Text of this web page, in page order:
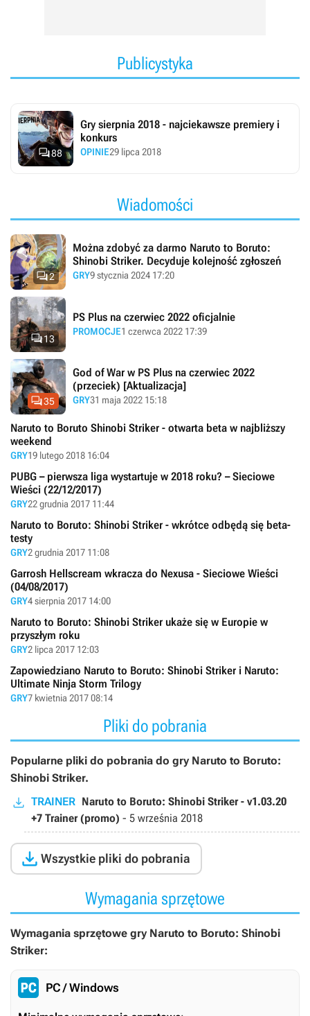
Publicystyka
88
Gry sierpnia 2018 - najciekawsze premiery i
konkurs
OPINIE29 lipca 2018
Wiadomości
2
Można zdobyć za darmo Naruto to Boruto:
Shinobi Striker. Decyduje kolejność zgłoszeń
GRY9 stycznia 2024 17:20
13
PS Plus na czerwiec 2022 oficjalnie
PROMOCJE1 czerwca 2022 17:39
35
God of War w PS Plus na czerwiec 2022
(przeciek) [Aktualizacja]
GRY31 maja 2022 15:18
Naruto to Boruto Shinobi Striker - otwarta beta w najbliższy
weekend
GRY19 lutego 2018 16:04
PUBG – pierwsza liga wystartuje w 2018 roku? – Sieciowe
Wieści (22/12/2017)
GRY22 grudnia 2017 11:44
Naruto to Boruto: Shinobi Striker - wkrótce odbędą się beta-
testy
GRY2 grudnia 2017 11:08
Garrosh Hellscream wkracza do Nexusa - Sieciowe Wieści
(04/08/2017)
GRY4 sierpnia 2017 14:00
Naruto to Boruto: Shinobi Striker ukaże się w Europie w
przyszłym roku
GRY2 lipca 2017 12:03
Zapowiedziano Naruto to Boruto: Shinobi Striker i Naruto:
Ultimate Ninja Storm Trilogy
GRY7 kwietnia 2017 08:14
Pliki do pobrania
Popularne pliki do pobrania do gry Naruto to Boruto:
Shinobi Striker.
TRAINER Naruto to Boruto: Shinobi Striker - v1.03.20
+7 Trainer (promo) - 5 września 2018
 Wszystkie pliki do pobrania
Wymagania sprzętowe
Wymagania sprzętowe gry Naruto to Boruto: Shinobi
Striker:
PC / Windows